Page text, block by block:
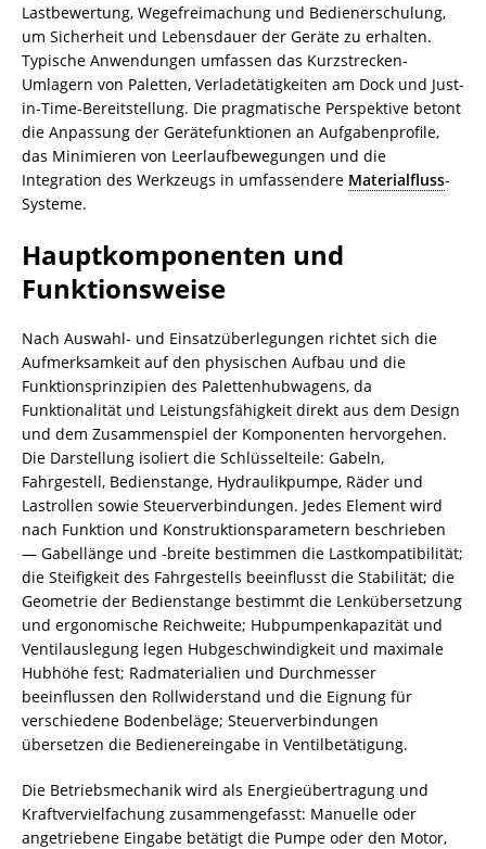
Lastbewertung, Wegefreimachung und Bedienerschulung,
um Sicherheit und Lebensdauer der Geräte zu erhalten.
Typische Anwendungen umfassen das Kurzstrecken-
Umlagern von Paletten, Verladetätigkeiten am Dock und Just-
in-Time-Bereitstellung. Die pragmatische Perspektive betont
die Anpassung der Gerätefunktionen an Aufgabenprofile,
das Minimieren von Leerlaufbewegungen und die
Integration des Werkzeugs in umfassendere Materialfluss-
Systeme.
Hauptkomponenten und
Funktionsweise
Nach Auswahl- und Einsatzüberlegungen richtet sich die
Aufmerksamkeit auf den physischen Aufbau und die
Funktionsprinzipien des Palettenhubwagens, da
Funktionalität und Leistungsfähigkeit direkt aus dem Design
und dem Zusammenspiel der Komponenten hervorgehen.
Die Darstellung isoliert die Schlüsselteile: Gabeln,
Fahrgestell, Bedienstange, Hydraulikpumpe, Räder und
Lastrollen sowie Steuerverbindungen. Jedes Element wird
nach Funktion und Konstruktionsparametern beschrieben
— Gabellänge und -breite bestimmen die Lastkompatibilität;
die Steifigkeit des Fahrgestells beeinflusst die Stabilität; die
Geometrie der Bedienstange bestimmt die Lenkübersetzung
und ergonomische Reichweite; Hubpumpenkapazität und
Ventilauslegung legen Hubgeschwindigkeit und maximale
Hubhöhe fest; Radmaterialien und Durchmesser
beeinflussen den Rollwiderstand und die Eignung für
verschiedene Bodenbeläge; Steuerverbindungen
übersetzen die Bedienereingabe in Ventilbetätigung.
Die Betriebsmechanik wird als Energieübertragung und
Kraftvervielfachung zusammengefasst: Manuelle oder
angetriebene Eingabe betätigt die Pumpe oder den Motor,